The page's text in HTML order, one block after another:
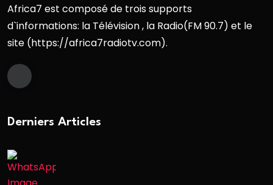
Africa7 est composé de trois supports
d`informations: la Télévision , la Radio(FM 90.7) et le
site (https://africa7radiotv.com).
Derniers Articles